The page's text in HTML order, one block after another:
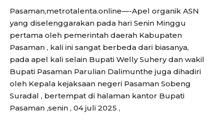
Pasaman,metrotalenta.online—-Apel organik ASN
yang diselenggarakan pada hari Senin Minggu
pertama oleh pemerintah daerah Kabupaten
Pasaman , kali ini sangat berbeda dari biasanya,
pada apel kali selain Bupati Welly Suhery dan wakil
Bupati Pasaman Parulian Dalimunthe juga dihadiri
oleh Kepala kejaksaan negeri Pasaman Sobeng
Suradal , bertempat di halaman kantor Bupati
Pasaman ,senin , 04 juli 2025 ,